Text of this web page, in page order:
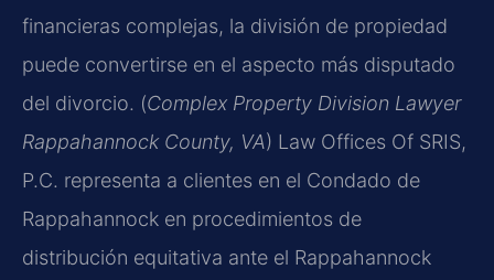
financieras complejas, la división de propiedad
puede convertirse en el aspecto más disputado
del divorcio. (Complex Property Division Lawyer
Rappahannock County, VA) Law Offices Of SRIS,
P.C. representa a clientes en el Condado de
Rappahannock en procedimientos de
distribución equitativa ante el Rappahannock